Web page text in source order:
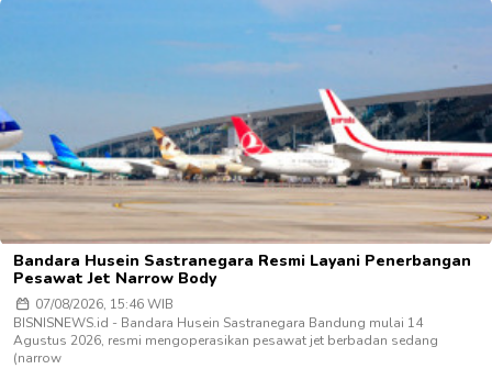
Bandara Husein Sastranegara Resmi Layani Penerbangan
Pesawat Jet Narrow Body
07/08/2026, 15:46 WIB
BISNISNEWS.id - Bandara Husein Sastranegara Bandung mulai 14
Agustus 2026, resmi mengoperasikan pesawat jet berbadan sedang
(narrow